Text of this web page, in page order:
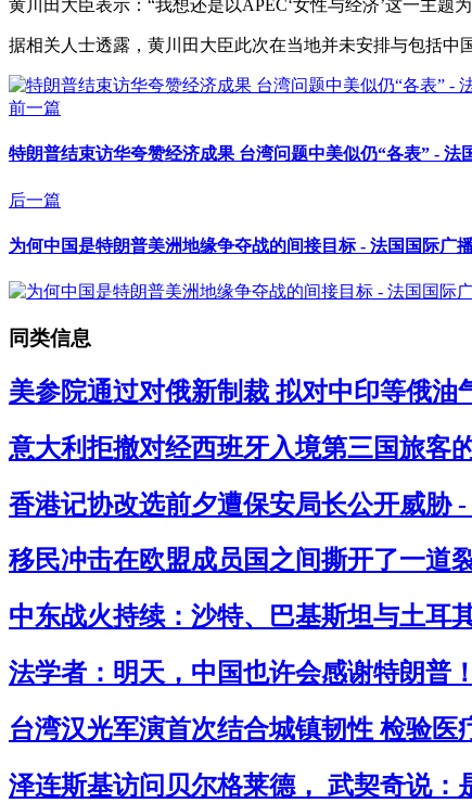
黄川田大臣表示：“我想还是以APEC‘女性与经济’这一主
据相关人士透露，黄川田大臣此次在当地并未安排与包括中
前一篇
特朗普结束访华夸赞经济成果 台湾问题中美似仍“各表” - 法
后一篇
为何中国是特朗普美洲地缘争夺战的间接目标 - 法国国际广
同类信息
美参院通过对俄新制裁 拟对中印等俄
意大利拒撤对经西班牙入境第三国旅客
香港记协改选前夕遭保安局长公开威胁
移民冲击在欧盟成员国之间撕开了一道
中东战火持续：沙特、巴基斯坦与土耳
法学者：明天，中国也许会感谢特朗普
台湾汉光军演首次结合城镇韧性 检验医
泽连斯基访问贝尔格莱德， 武契奇说